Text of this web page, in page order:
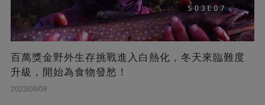
百萬獎金野外生存挑戰進入白熱化，冬天來臨難度
升級，開始為食物發愁！
2023/08/08